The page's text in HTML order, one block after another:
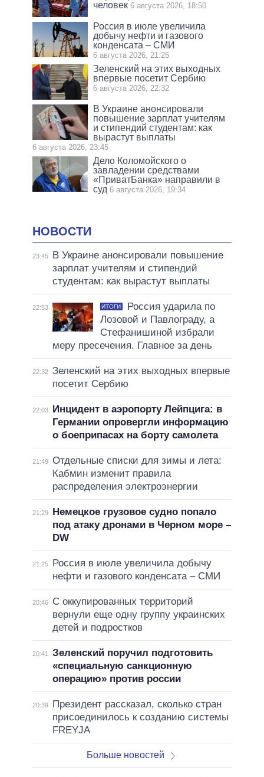
человек 6 августа 2026, 18:50
Россия в июле увеличила
добычу нефти и газового
конденсата – СМИ
6 августа 2026, 21:25
Зеленский на этих выходных
впервые посетит Сербию
6 августа 2026, 22:32
В Украине анонсировали
повышение зарплат учителям
и стипендий студентам: как
вырастут выплаты
6 августа 2026, 23:45
Дело Коломойского о
завладении средствами
«ПриватБанка» направили в
суд 6 августа 2026, 19:34
НОВОСТИ
23:45
В Украине анонсировали повышение
зарплат учителям и стипендий
студентам: как вырастут выплаты
22:53 ИТОГИ
Россия ударила по
Лозовой и Павлограду, а
Стефанишиной избрали
меру пресечения. Главное за день
22:32 Зеленский на этих выходных впервые
посетит Сербию
22:03
Инцидент в аэропорту Лейпцига: в
Германии опровергли информацию
о боеприпасах на борту самолета
21:49 Отдельные списки для зимы и лета:
Кабмин изменит правила
распределения электроэнергии
21:29
Немецкое грузовое судно попало
под атаку дронами в Черном море –
DW
21:25
Россия в июле увеличила добычу
нефти и газового конденсата – СМИ
20:46
С оккупированных территорий
вернули еще одну группу украинских
детей и подростков
20:41
Зеленский поручил подготовить
«специальную санкционную
операцию» против россии
20:39
Президент рассказал, сколько стран
присоединилось к созданию системы
FREYJA
Больше новостей